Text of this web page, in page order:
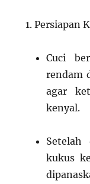
Persiapan
Cuci
rendam
agar
kenyal.
kukus